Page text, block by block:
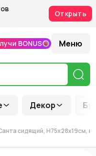
Открыть
Декор
BONUS Меню
сидящий, Н75х28х19см,